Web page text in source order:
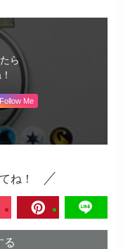
ら
Follow Me
ね！
る